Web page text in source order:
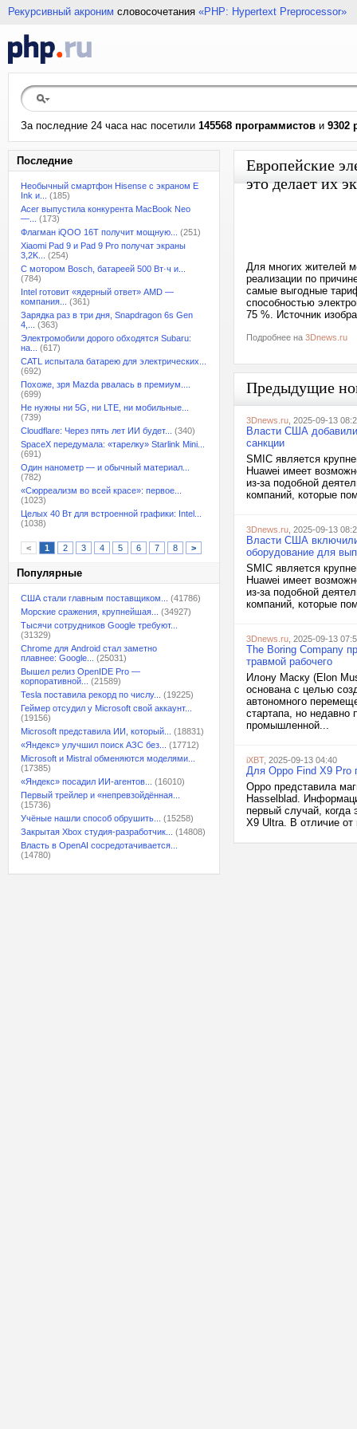
Рекурсивный акроним словосочетания «PHP: Hypertext Preprocessor»
За последние 24 часа нас посетили 145568 программистов и 9302
Последние
Необычный смартфон Hisense с экраном E
Ink и...
(185)
Acer выпустила конкурента MacBook Neo
—...
(173)
Флагман iQOO 16T получит мощную...
(251)
Xiaomi Pad 9 и Pad 9 Pro получат экраны
3,2K...
(254)
С мотором Bosch, батареей 500 Вт·ч и...
(784)
Intel готовит «ядерный ответ» AMD —
компания...
(361)
Зарядка раз в три дня, Snapdragon 6s Gen
4,...
(363)
Электромобили дорого обходятся Subaru:
на...
(617)
CATL испытала батарею для электрических...
(692)
Похоже, зря Mazda рвалась в премиум....
(699)
Не нужны ни 5G, ни LTE, ни мобильные...
(739)
Cloudflare: Через пять лет ИИ будет...
(340)
SpaceX передумала: «тарелку» Starlink Mini...
(691)
Один нанометр — и обычный материал...
(782)
«Сюрреализм во всей красе»: первое...
(1023)
Целых 40 Вт для встроенной графики: Intel...
(1038)
< 1 2 3 4 5 6 7 8 >
Популярные
США стали главным поставщиком...
(41786)
Морские сражения, крупнейшая...
(34927)
Тысячи сотрудников Google требуют...
(31329)
Chrome для Android стал заметно
плавнее: Google...
(25031)
Вышел релиз OpenIDE Pro —
корпоративной...
(21589)
Tesla поставила рекорд по числу...
(19225)
Геймер отсудил у Microsoft свой аккаунт...
(19156)
Microsoft представила ИИ, который...
(18831)
«Яндекс» улучшил поиск АЗС без...
(17712)
Microsoft и Mistral обменяются моделями...
(17385)
«Яндекс» посадил ИИ-агентов...
(16010)
Первый трейлер и «непревзойдённая...
(15736)
Учёные нашли способ обрушить...
(15258)
Закрытая Xbox студия-разработчик...
(14808)
Власть в OpenAI сосредотачивается...
(14780)
Европейские
это делает их
Для многих жителей
реализации по
самые выгодные
способностью
75 %. Источник
Подробнее на 3Dnews.ru
Предыдущие
3Dnews.ru , 2025-09-13
Власти США добавили
санкции
SMIC является
Huawei имеет
из-за подобной
компаний, которые
3Dnews.ru , 2025-09-13
Власти США включили
оборудование для
SMIC является
Huawei имеет
из-за подобной
компаний, которые
3Dnews.ru , 2025-09-13
The Boring Company
травмой рабочего
Илону Маску (Elon
основана с целью
автономного
стартапа, но недавно
промышленной...
iXBT, 2025-09-13 04:40
Для Oppo Find X9 Pro
Oppo представила
Hasselblad.
первый случай,
X9 Ultra. В отличие